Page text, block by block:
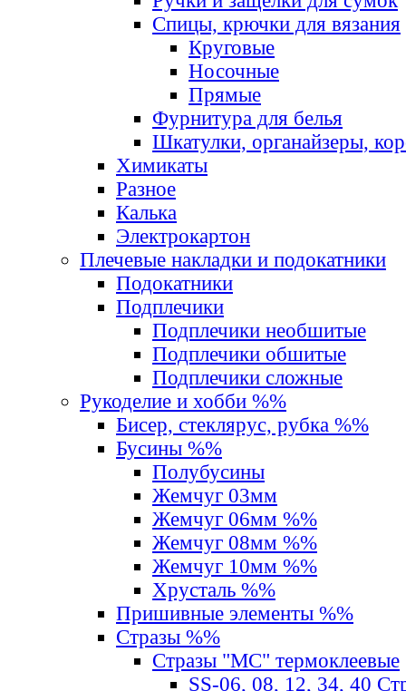
Спицы, крючки для вязания
Круговые
Носочные
Прямые
Фурнитура для белья
Шкатулки, органайзеры,
Химикаты
Разное
Калька
Электрокартон
Плечевые накладки и подокатники
Подокатники
Подплечики
Подплечики необшитые
Подплечики обшитые
Подплечики сложные
Рукоделие и хобби %%
Бисер, стеклярус, рубка %%
Бусины %%
Полубусины
Жемчуг 03мм
Жемчуг 06мм %%
Жемчуг 08мм %%
Жемчуг 10мм %%
Хрусталь %%
Пришивные элементы %%
Стразы %%
Стразы "MС" термоклеевые
SS-06, 08, 12, 34, 40